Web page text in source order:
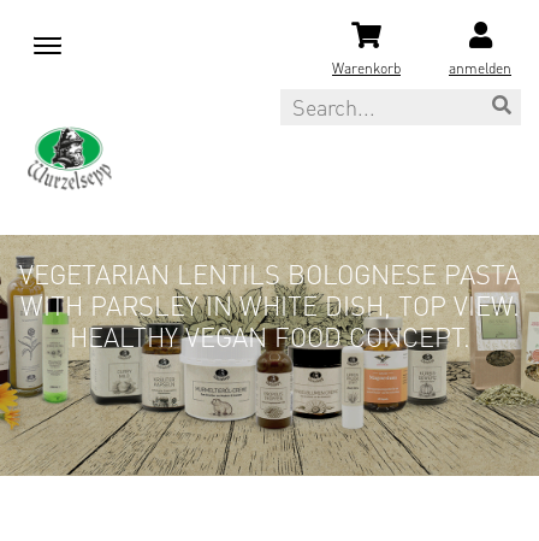
M
Warenkorb anmelden
Search
VEGETARIAN LENTILS BOLOGNESE PASTA
WITH PARSLEY IN WHITE DISH, TOP VIEW.
HEALTHY VEGAN FOOD CONCEPT.